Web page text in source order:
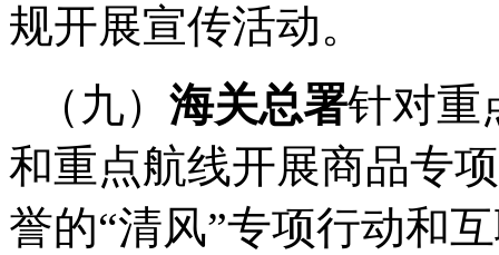
规开展宣传活动。
（九） 海关总署针对重
和重点航线开展商品专
誉的“清风”专项行动和